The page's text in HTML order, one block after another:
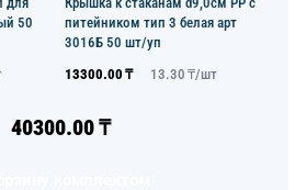
50
питейником тип 3 белая арт
3016Б 50 шт/уп
13300.00 ₸ 13.30 ₸/шт
40300.00₸